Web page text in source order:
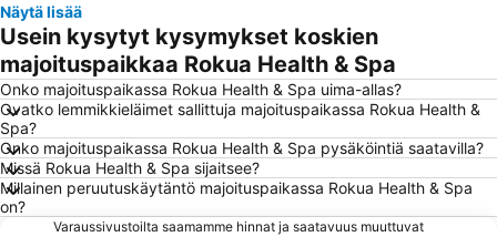
Näytä lisää
Usein kysytyt kysymykset koskien
majoituspaikkaa Rokua Health & Spa
Onko majoituspaikassa Rokua Health & Spa uima-allas?
Ovatko lemmikkieläimet sallittuja majoituspaikassa Rokua Health &
Spa?
Onko majoituspaikassa Rokua Health & Spa pysäköintiä saatavilla?
Missä Rokua Health & Spa sijaitsee?
Millainen peruutuskäytäntö majoituspaikassa Rokua Health & Spa
on?
Varaussivustoilta saamamme hinnat ja saatavuus muuttuvat